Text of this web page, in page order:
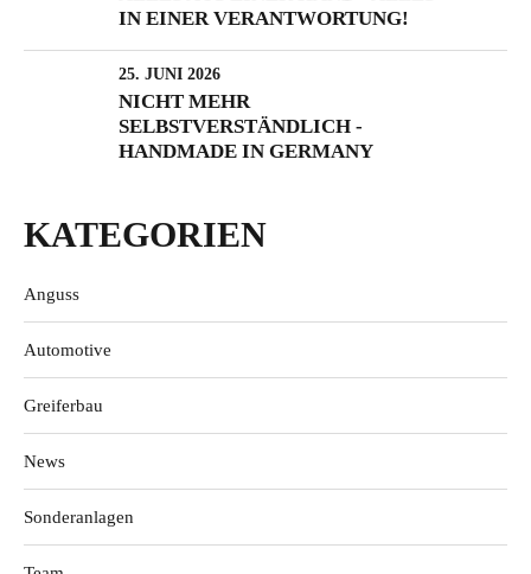
IN EINER VERANTWORTUNG!
25. JUNI 2026
NICHT MEHR
SELBSTVERSTÄNDLICH -
HANDMADE IN GERMANY
KATEGORIEN
Anguss
Automotive
Greiferbau
News
Sonderanlagen